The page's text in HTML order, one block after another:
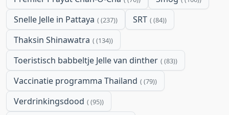
Snelle Jelle in Pattaya (237) SRT (84)
Thaksin Shinawatra (134)
Toeristisch babbeltje Jelle van dinther (83)
Vaccinatie programma Thailand (79)
Verdrinkingsdood (95)